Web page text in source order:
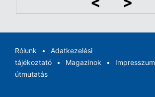
Rólunk
Adatkezelési
tájékoztató
Magazinok Impresszum
útmutatás